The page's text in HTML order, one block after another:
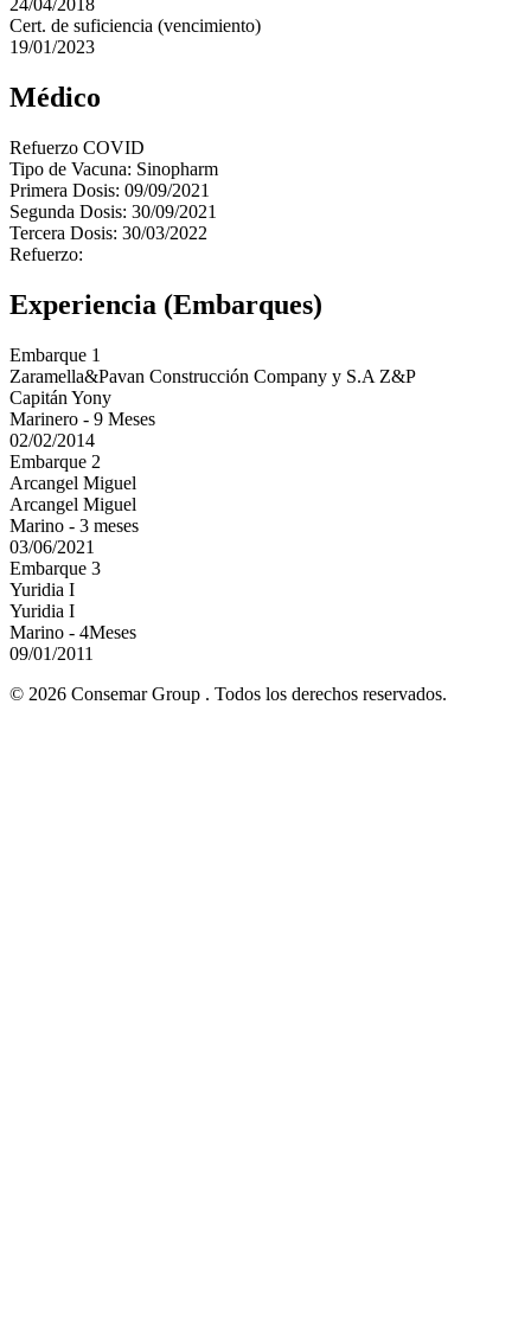
24/04/2018
Cert. de suficiencia (vencimiento)
19/01/2023
Médico
Refuerzo COVID
Tipo de Vacuna: Sinopharm
Primera Dosis: 09/09/2021
Segunda Dosis: 30/09/2021
Tercera Dosis: 30/03/2022
Refuerzo:
Experiencia (Embarques)
Embarque 1
Zaramella&Pavan Construcción Company y S.A Z&P
Capitán Yony
Marinero - 9 Meses
02/02/2014
Embarque 2
Arcangel Miguel
Arcangel Miguel
Marino - 3 meses
03/06/2021
Embarque 3
Yuridia I
Yuridia I
Marino - 4Meses
09/01/2011
© 2026 Consemar Group . Todos los derechos reservados.